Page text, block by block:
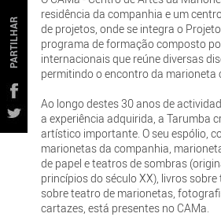
PARTILHAR
residência da companhia e um
de projetos, onde se integra o
programa de formação composto
internacionais que reúne diversas
permitindo o encontro da marioneta
Ao longo destes 30 anos de
a experiência adquirida, a Tarumba
artístico importante. O seu espólio,
marionetas da companhia,
de papel e teatros de sombras
princípios do século XX), livros
sobre teatro de marionetas,
cartazes, está presentes no CAMa.